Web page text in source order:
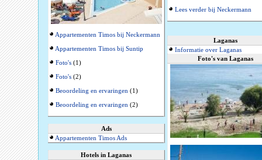
Appartementen Timos bij Neckermann
Appartementen Timos bij Suntip
Foto's (1)
Foto's (2)
Beoordeling en ervaringen (1)
Beoordeling en ervaringen (2)
Ads
Appartementen Timos Ads
Hotels in Laganas
Lees verder bij Neckermann
Laganas
Informatie over Laganas
Foto's van Laganas